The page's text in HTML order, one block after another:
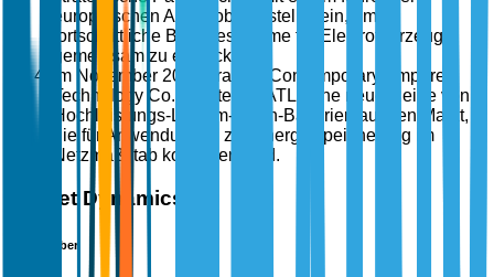
europäischen Automobilhersteller ein, um
fortschrittliche Batteriesysteme für Elektrofahrzeuge
gemeinsam zu entwickeln.
Im November 2025 brachte Contemporary Amperex
Technology Co., Limited (CATL) eine neue Reihe von
Hochleistungs-Lithium-Ionen-Batterien auf den Markt,
die für Anwendungen zur Energiespeicherung im
Netzmaßstab konzipiert sind.
Market Dynamics
Markttreiber